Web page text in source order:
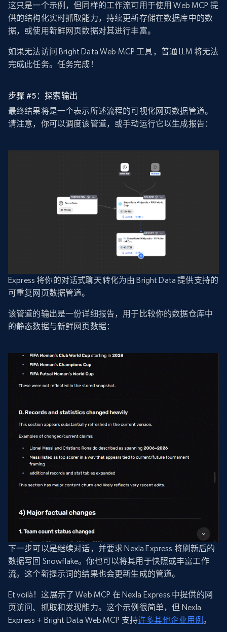
这只是一个示例，但同样的工作流可用于使用 Web MCP 提
供的结构化实时抓取能力，持续更新存储在数据库中的数
据，或使用新鲜网页数据对其进行丰富。
如果无法访问 Bright Data Web MCP 工具，普通 LLM 将无法
完成此任务。任务完成！
步骤 #5：探索输出
最终结果将是一个表示所述流程的可视化网页数据管道。
请注意，你可以调度该管道，或手动运行它以生成报告：
Express 将你的对话式聊天转化为由 Bright Data 提供支持的
可重复网页数据管道。
该管道的输出是一份详细报告，用于比较你的数据仓库中
的静态数据与新鲜网页数据：
下一步可以是继续对话，并要求 Nexla Express 将刷新后的
数据写回 Snowflake。你也可以将其用于快照或丰富工作
流。这个新提示词的结果也会更新生成的管道。
Et voilà！这展示了 Web MCP 在 Nexla Express 中提供的网
页访问、抓取和发现能力。这个示例很简单，但 Nexla
Express + Bright Data Web MCP 支持许多其他企业用例。